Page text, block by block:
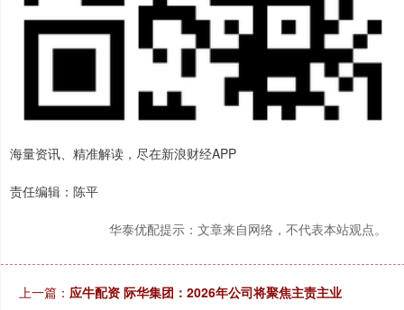
海量资讯、精准解读，尽在新浪财经APP
责任编辑：陈平
华泰优配提示：文章来自网络，不代表本站观点。
上一篇： 应牛配资 际华集团：2026年公司将聚焦主责主业